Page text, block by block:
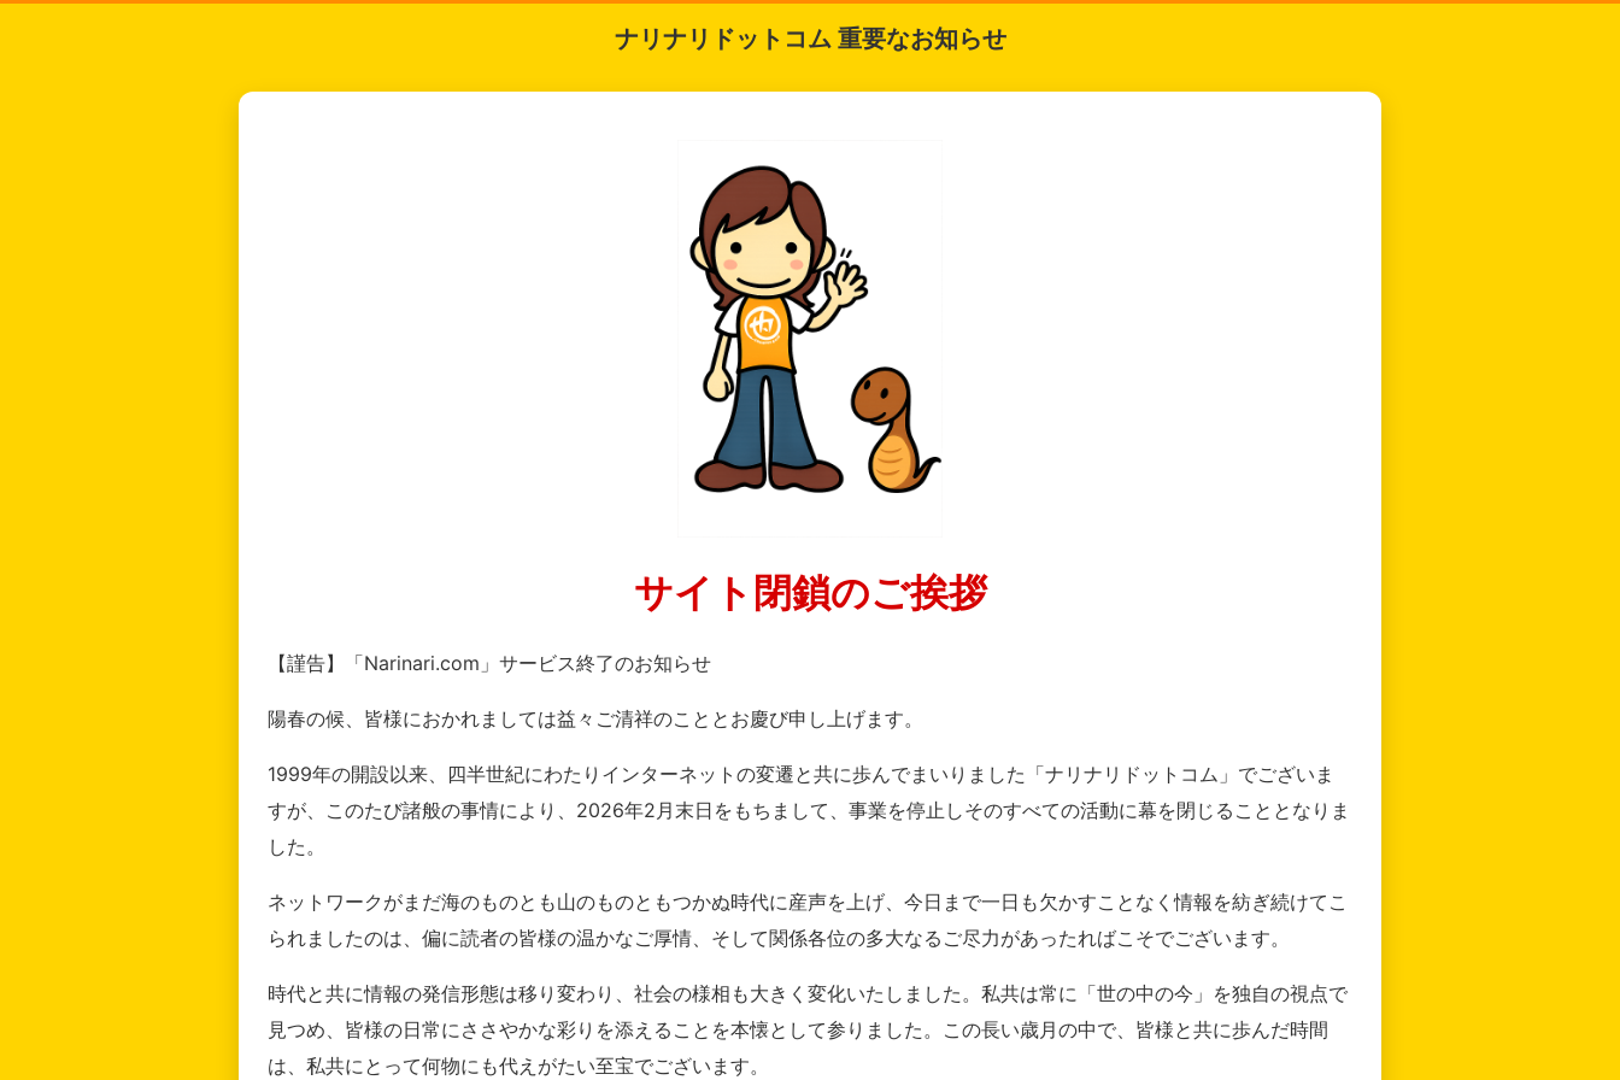
ナリナリドットコム 重要なお知らせ
サイト閉鎖のご挨拶
【謹告】「Narinari.com」サービス終了のお知らせ
陽春の候、皆様におかれましては益々ご清祥のこととお慶び申し上げます。
1999年の開設以来、四半世紀にわたりインターネットの変遷と共に歩んでまいりました「ナリナリドットコム」でございま
すが、このたび諸般の事情により、2026年2月末日をもちまして、事業を停止しそのすべての活動に幕を閉じることとなりま
した。
ネットワークがまだ海のものとも山のものともつかぬ時代に産声を上げ、今日まで一日も欠かすことなく情報を紡ぎ続けてこ
られましたのは、偏に読者の皆様の温かなご厚情、そして関係各位の多大なるご尽力があったればこそでございます。
時代と共に情報の発信形態は移り変わり、社会の様相も大きく変化いたしました。私共は常に「世の中の今」を独自の視点で
見つめ、皆様の日常にささやかな彩りを添えることを本懐として参りました。この長い歳月の中で、皆様と共に歩んだ時間
は、私共にとって何物にも代えがたい至宝でございます。